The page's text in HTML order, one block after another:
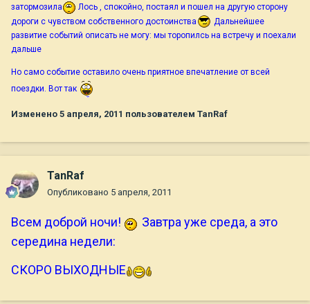
затормозила
Лось , спокойно, постаял и пошел на другую сторону
дороги с чувством собственного достоинства
Дальнейшее
развитие событий описать не могу: мы торопилсь на встречу и поехали
дальше
Но само событие оставило очень приятное впечатление от всей
поездки. Вот так
Изменено 5 апреля, 2011 пользователем TanRaf
TanRaf
Опубликовано 5 апреля, 2011
Всем доброй ночи!
Завтра уже среда, а это
середина недели:
СКОРО ВЫХОДНЫЕ